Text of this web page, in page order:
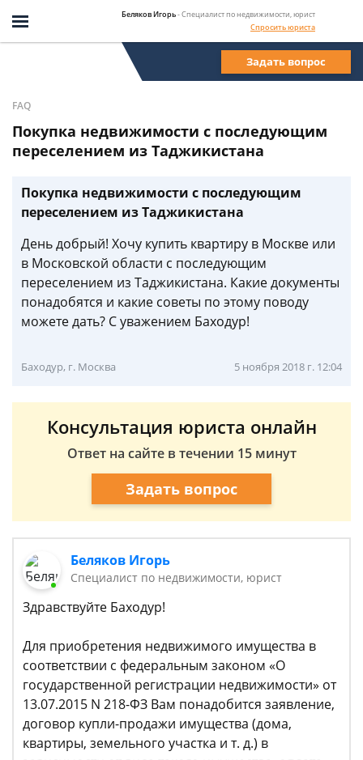
Беляков Игорь- Специалист по недвижимости, юрист
Спросить юриста
Задать вопрос
FAQ
Покупка недвижимости с последующим
переселением из Таджикистана
Покупка недвижимости с последующим
переселением из Таджикистана
День добрый! Хочу купить квартиру в Москве или
в Московской области с последующим
переселением из Таджикистана. Какие документы
понадобятся и какие советы по этому поводу
можете дать? С уважением Баходур!
Баходур, г. Москва 5 ноября 2018 г. 12:04
Консультация юриста онлайн
Ответ на сайте в течении 15 минут
Задать вопрос
Беляков Игорь
Специалист по недвижимости, юрист
Здравствуйте Баходур!
Для приобретения недвижимого имущества в
соответствии с федеральным законом «О
государственной регистрации недвижимости» от
13.07.2015 N 218-ФЗ Вам понадобится заявление,
договор купли-продажи имущества (дома,
квартиры, земельного участка и т. д.) в